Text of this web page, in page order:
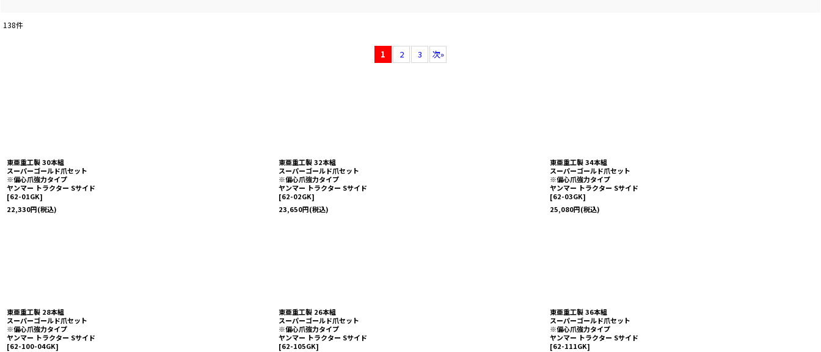
138件
1 2 3 次»
東亜重工製 30本組
スーパーゴールド爪セット
※偏心爪強力タイプ
ヤンマー トラクター Sサイド
[62-01GK]
22,330円(税込)
東亜重工製 32本組
スーパーゴールド爪セット
※偏心爪強力タイプ
ヤンマー トラクター Sサイド
[62-02GK]
23,650円(税込)
東亜重工製 34本組
スーパーゴールド爪セット
※偏心爪強力タイプ
ヤンマー トラクター Sサイド
[62-03GK]
25,080円(税込)
東亜重工製 28本組
スーパーゴールド爪セット
※偏心爪強力タイプ
ヤンマー トラクター Sサイド
[62-100-04GK]
東亜重工製 26本組
スーパーゴールド爪セット
※偏心爪強力タイプ
ヤンマー トラクター Sサイド
[62-105GK]
東亜重工製 36本組
スーパーゴールド爪セット
※偏心爪強力タイプ
ヤンマー トラクター Sサイド
[62-111GK]